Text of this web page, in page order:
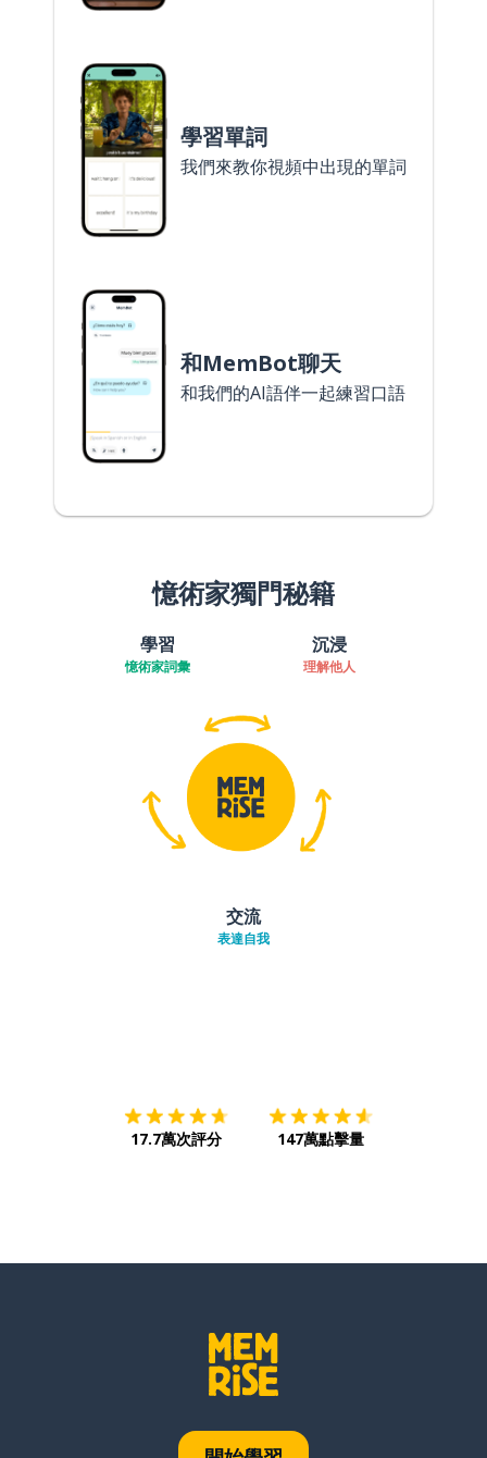
學習單詞
我們來教你視頻中出現的單詞
和MemBot聊天
和我們的AI語伴一起練習口語
憶術家獨門秘籍
學習
憶術家詞彙
沉浸
理解他人
交流
表達自我
17.7萬次評分 147萬點擊量